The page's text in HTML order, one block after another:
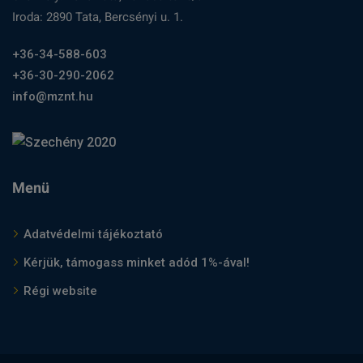
Iroda: 2890 Tata, Bercsényi u. 1.
+36-34-588-603
+36-30-290-2062
info@mznt.hu
Menü
Adatvédelmi tájékoztató
Kérjük, támogass minket adód 1%-ával!
Régi website